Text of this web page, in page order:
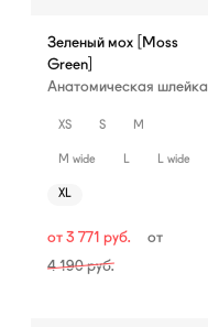
Зеленый мох [Moss
Green]
Анатомическая шлейка
XS S M
M wide L L wide
XL
от 3 771 руб.
от
4 190руб.